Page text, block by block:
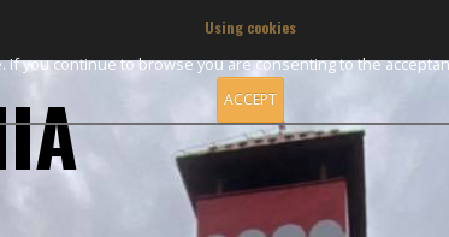
Using cookies
you continue to browse you are consenting to the
ACCEPT